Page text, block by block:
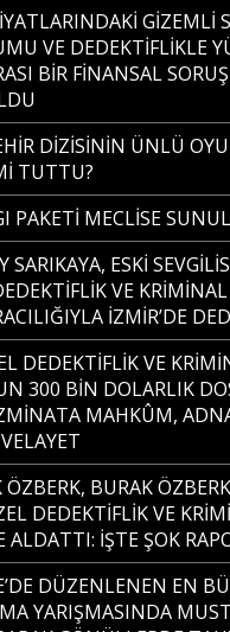
GİZEMLİ
VE DEDEKTİFLİKLE
BİR FİNANSAL
DİZİSİNİN ÜNLÜ
TUTTU?
PAKETİ MECLİSE
SARIKAYA, ESKİ
VE
İZMİR’DE
DEDEKTİFLİK VE
300 BİN DOLARLIK
MAHKÛM,
ÖZBERK, BURAK
DEDEKTİFLİK VE
ALDATTI: İŞTE ŞOK
DÜZENLENEN EN
YARIŞMASINDA